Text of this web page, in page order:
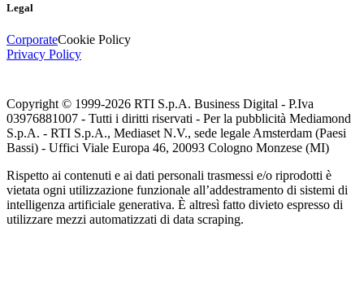
Legal
CorporateCookie Policy
Privacy Policy
Copyright © 1999-2026 RTI S.p.A. Business Digital - P.Iva
03976881007 - Tutti i diritti riservati - Per la pubblicità Mediamond
S.p.A. - RTI S.p.A., Mediaset N.V., sede legale Amsterdam (Paesi
Bassi) - Uffici Viale Europa 46, 20093 Cologno Monzese (MI)
Rispetto ai contenuti e ai dati personali trasmessi e/o riprodotti è
vietata ogni utilizzazione funzionale all’addestramento di sistemi di
intelligenza artificiale generativa. È altresì fatto divieto espresso di
utilizzare mezzi automatizzati di data scraping.